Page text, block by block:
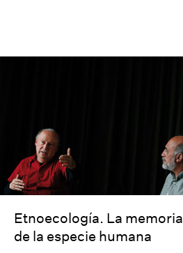
Etnoecología. La memoria
de la especie humana